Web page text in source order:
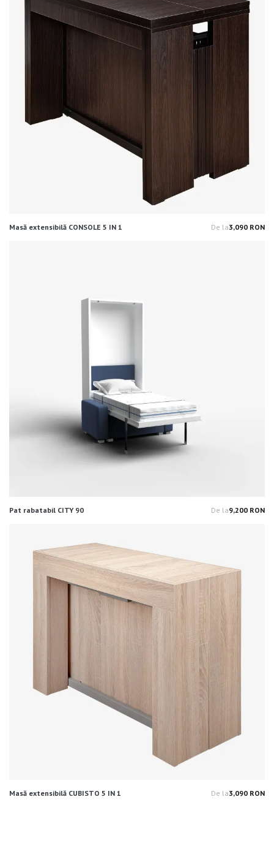
Masă extensibilă CONSOLE 5 IN 1 De la3,090 RON
Pat rabatabil CITY 90 De la9,200 RON
Masă extensibilă CUBISTO 5 IN 1 De la3,090 RON